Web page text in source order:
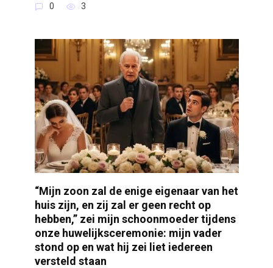
0 3
“Mijn zoon zal de enige eigenaar van het
huis zijn, en zij zal er geen recht op
hebben,” zei mijn schoonmoeder tijdens
onze huwelijksceremonie: mijn vader
stond op en wat hij zei liet iedereen
versteld staan